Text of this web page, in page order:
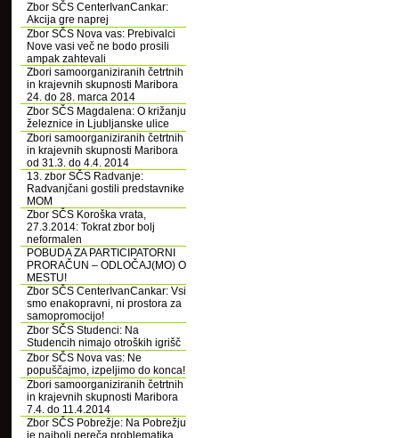
Zbor SČS CenterIvanCankar:
Akcija gre naprej
Zbor SČS Nova vas: Prebivalci
Nove vasi več ne bodo prosili
ampak zahtevali
Zbori samoorganiziranih četrtnih
in krajevnih skupnosti Maribora
24. do 28. marca 2014
Zbor SČS Magdalena: O križanju
železnice in Ljubljanske ulice
Zbori samoorganiziranih četrtnih
in krajevnih skupnosti Maribora
od 31.3. do 4.4. 2014
13. zbor SČS Radvanje:
Radvanjčani gostili predstavnike
MOM
Zbor SČS Koroška vrata,
27.3.2014: Tokrat zbor bolj
neformalen
POBUDA ZA PARTICIPATORNI
PRORAČUN – ODLOČAJ(MO) O
MESTU!
Zbor SČS CenterIvanCankar: Vsi
smo enakopravni, ni prostora za
samopromocijo!
Zbor SČS Studenci: Na
Studencih nimajo otroških igrišč
Zbor SČS Nova vas: Ne
popuščajmo, izpeljimo do konca!
Zbori samoorganiziranih četrtnih
in krajevnih skupnosti Maribora
7.4. do 11.4.2014
Zbor SČS Pobrežje: Na Pobrežju
je najbolj pereča problematika